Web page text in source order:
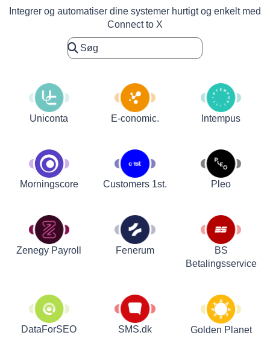
Integrer og automatiser dine systemer hurtigt og enkelt med
Connect to X
Uniconta E-conomic. Intempus
Morningscore Customers 1st. Pleo
Zenegy Payroll Fenerum
BS
Betalingsservice
DataForSEO SMS.dk Golden Planet